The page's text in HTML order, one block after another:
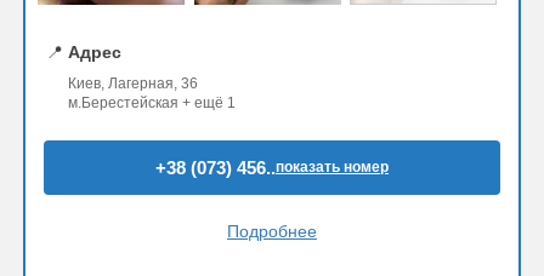
📍 Адрес
Киев, Лагерная, 36
м.Берестейская + ещё 1
+38 (073) 456..показать номер
Подробнее